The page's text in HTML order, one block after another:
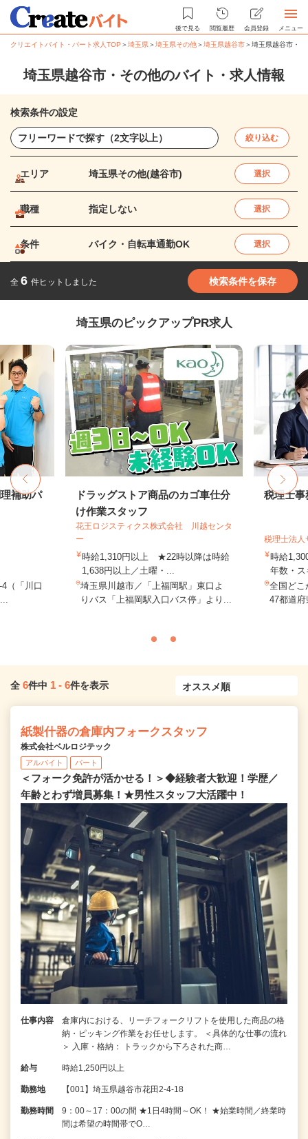
後で見る 閲覧履歴 会員登録 メニュー
クリエイトバイト・パート求人TOP ＞埼玉県＞埼玉県その他＞埼玉県越谷市＞埼玉県越谷市・
埼玉県越谷市・その他のバイト・求人情報
検索条件の設定
絞り込む
エリア 埼玉県その他(越谷市) 選択
職種 指定しない 選択
条件 バイク・自転車通勤OK 選択
全 6 件ヒットしました 検索条件を保存
埼玉県のピックアップPR求人
補助パ
（「川口
ドラッグストア商品のカゴ車仕分
け作業スタッフ
花王ロジスティクス株式会社 川越センタ
ー
時給1,310円以上 ★22時以降は時給
1,638円以上／土曜・...
埼玉県川越市／「上福岡駅」東口よ
りバス「上福岡駅入口バス停」より...
税理士事
税理士法人
時給
年数・
全国どこ
47都道
全 6件中 1 - 6件を表示
紙製什器の倉庫内フォークスタッフ
株式会社ベルロジテック
アルバイト パート
＜フォーク免許が活かせる！＞◆経験者大歓迎！学歴／
年齢とわず増員募集！★男性スタッフ大活躍中！
仕事内容
倉庫内における、リーチフォークリフトを使用した商品の格
納・ピッキング作業をお任せします。 ＜具体的な仕事の流れ
＞ 入庫・格納： トラックから下ろされた商…
給与 時給1,250円以上
勤務地 【001】埼玉県越谷市花田2-4-18
勤務時間
9：00～17：00の間 ★1日4時間～OK！ ★始業時間／終業時
間は希望の時間帯でO…